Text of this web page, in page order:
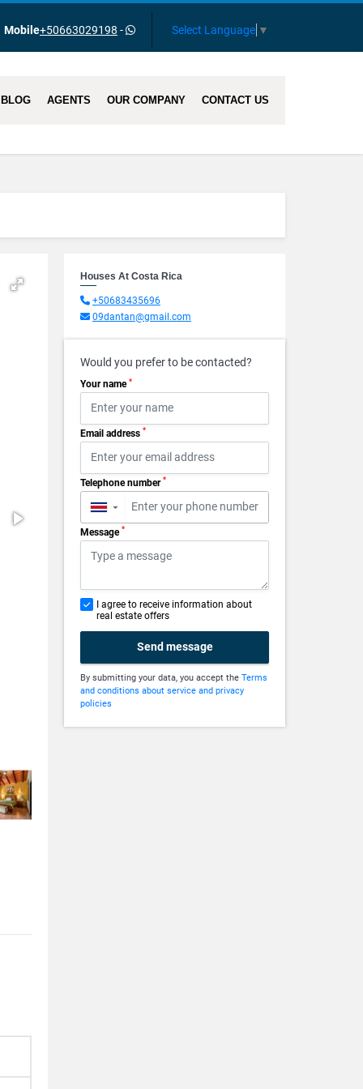
Mobile+50663029198 - Select Language ▼
BLOG AGENTS OUR COMPANY CONTACT US
Houses At Costa Rica
+50683435696
09dantan@gmail.com
Would you prefer to be contacted?
Your name *
Email address *
Telephone number *
▼
Message *
I agree to receive information about
real estate offers
Send message
By submitting your data, you accept the Terms
and conditions about service and privacy
policies